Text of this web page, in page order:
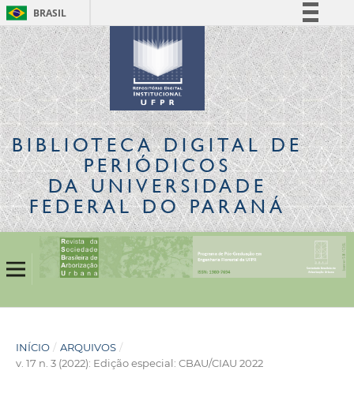
BRASIL
Simplifique!
Comunica BR
Participe
Acesso à informação
Legislação
Canais
BIBLIOTECA DIGITALDE
PERIÓDICOS
DA UNIVERSIDADE
FEDERAL DO PARANÁ
INÍCIO / ARQUIVOS /
v. 17 n. 3 (2022): Edição especial: CBAU/CIAU 2022